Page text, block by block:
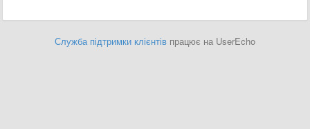
Служба підтримки клієнтів працює на UserEcho